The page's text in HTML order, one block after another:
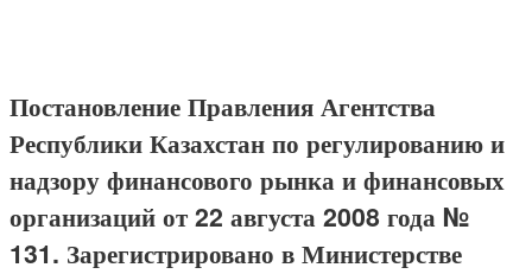
Постановление Правления Агентства
Республики Казахстан по регулированию и
надзору финансового рынка и финансовых
организаций от 22 августа 2008 года №
131. Зарегистрировано в Министерстве